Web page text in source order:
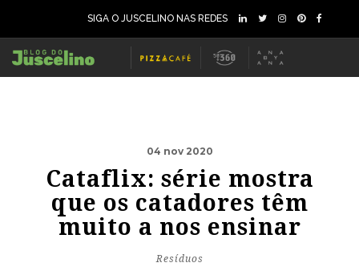
SIGA O JUSCELINO NAS REDES
04 nov 2020
Cataflix: série mostra
que os catadores têm
muito a nos ensinar
Resíduos